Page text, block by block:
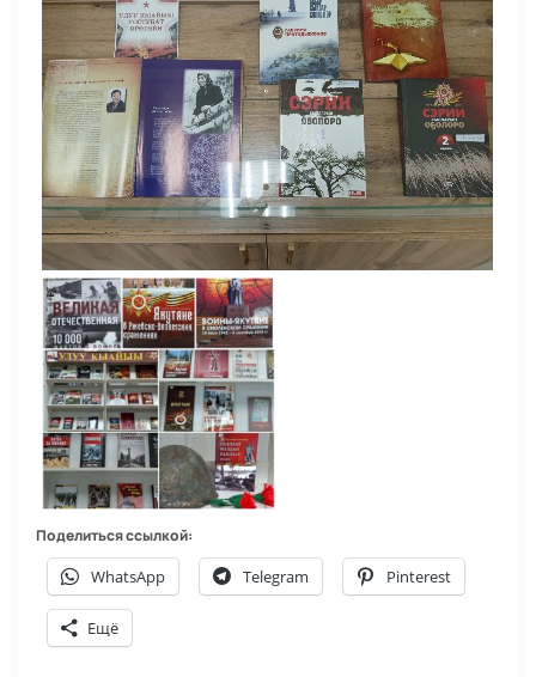
Поделиться ссылкой:
WhatsApp Telegram Pinterest
Ещё